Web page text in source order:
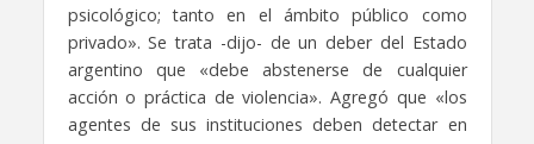
psicológico; tanto en el ámbito público como
privado». Se trata -dijo- de un deber del Estado
argentino que «debe abstenerse de cualquier
acción o práctica de violencia». Agregó que «los
agentes de sus instituciones deben detectar en